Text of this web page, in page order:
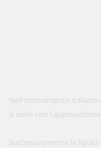
Nell'ordinamento italiano
si ebbe con l'approvazione
Successivamente la